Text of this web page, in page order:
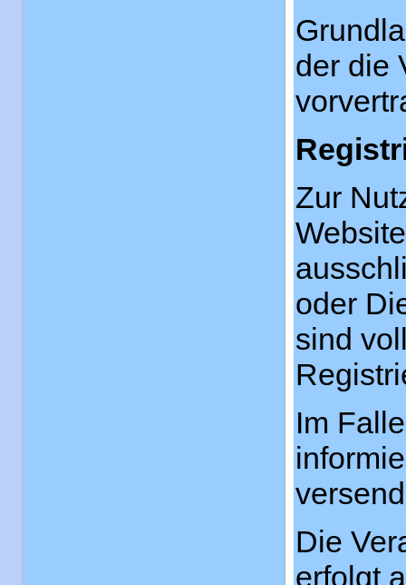
der die
Zur
oder
sind
Im
Die
erfolgt